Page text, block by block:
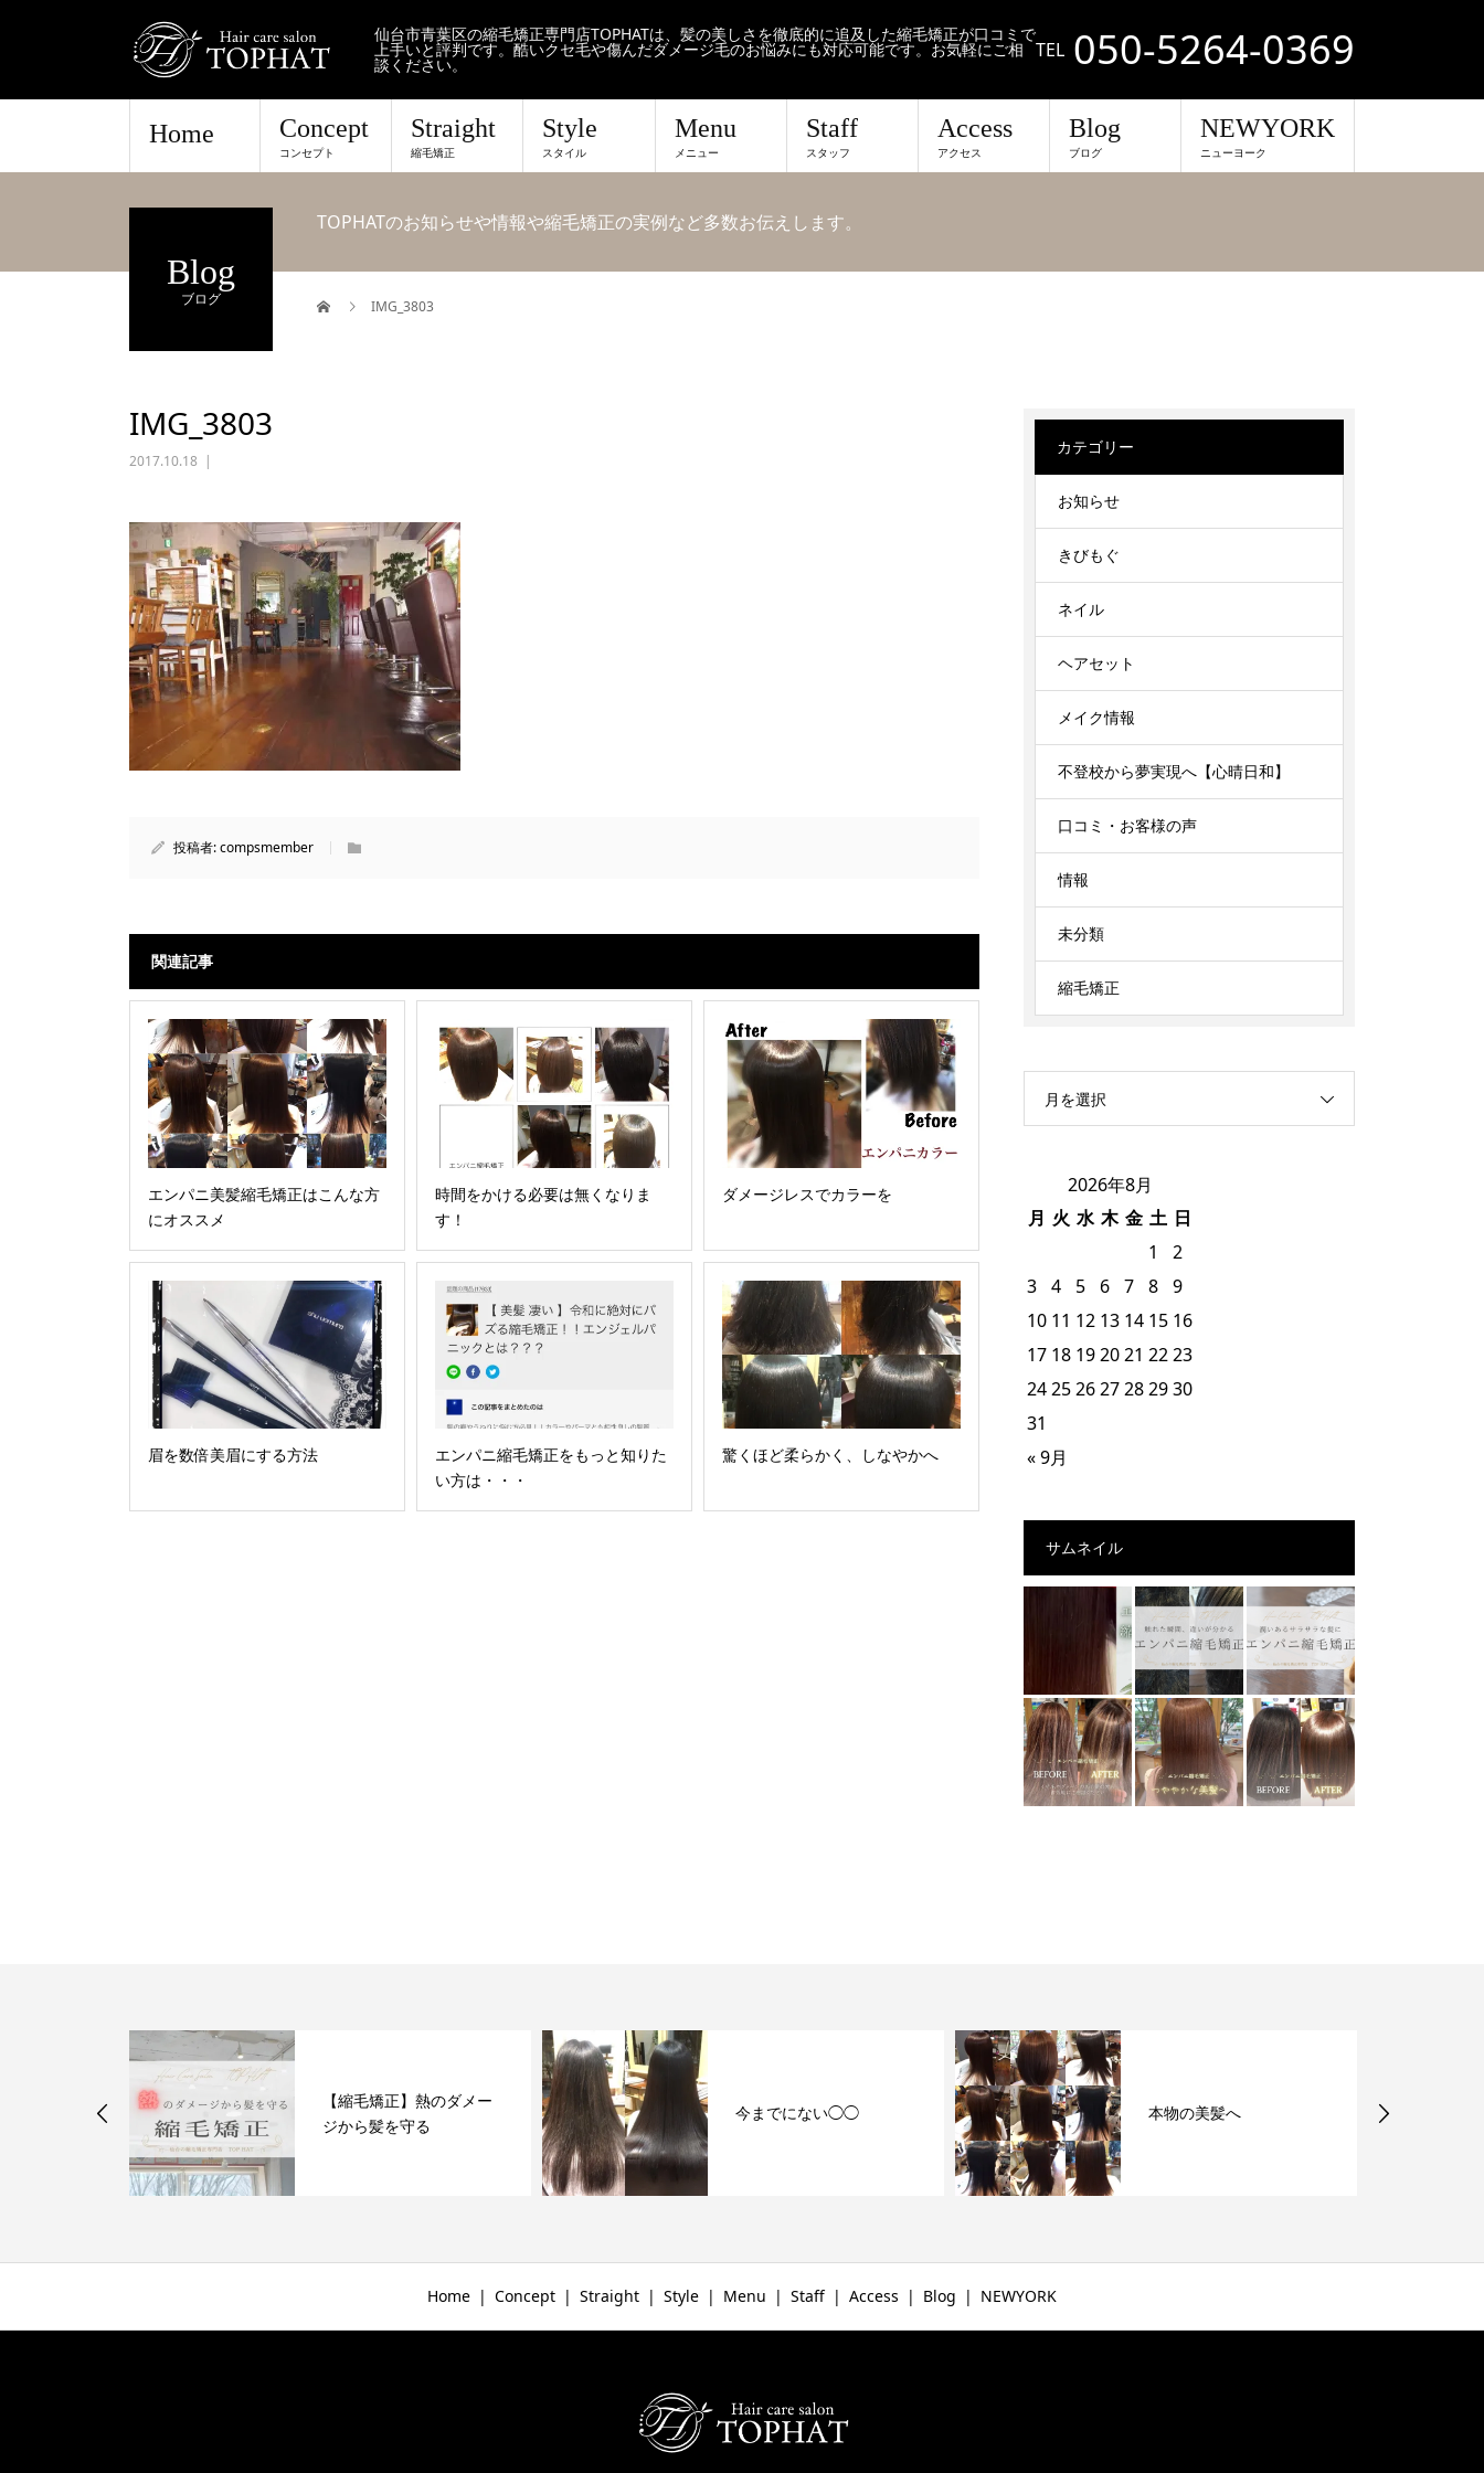
仙台市青葉区の縮毛矯正専門店TOPHATは、髪の美しさを徹底的に追及した縮毛矯正が口コミで
上手いと評判です。酷いクセ毛や傷んだダメージ毛のお悩みにも対応可能です。お気軽にご相
談ください。
TEL 050-5264-0369
Home Concept
コンセプト
Straight
縮毛矯正
Style
スタイル
Menu
メニュー
Staff
スタッフ
Access
アクセス
Blog
ブログ
NEWYORK
ニューヨーク
Blog
ブログ
TOPHATのお知らせや情報や縮毛矯正の実例など多数お伝えします。
IMG_3803
IMG_3803
2017.10.18
投稿者:compsmember
関連記事
エンパニ美髪縮毛矯正はこんな方
にオススメ
時間をかける必要は無くなりま
す！
ダメージレスでカラーを
眉を数倍美眉にする方法
エンパニ縮毛矯正をもっと知りた
い方は・・・
驚くほど柔らかく、しなやかへ
カテゴリー
お知らせ
きびもぐ
ネイル
ヘアセット
メイク情報
不登校から夢実現へ【心晴日和】
口コミ・お客様の声
情報
未分類
縮毛矯正
月を選択
2026年8月
月 火 水 木 金 土 日
« 9月
1
2
3 4 5 6 7 8 9
10 11 12 13 14 15 16
17 18 192021 2223
24252627282930
31
サムネイル
【縮毛矯正】熱のダメー
ジから髪を守る
今までにない◯◯ 本物の美髪へ
Home Concept Straight Style Menu Staff Access Blog NEWYORK